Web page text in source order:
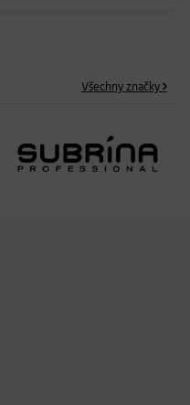
Všechny značky